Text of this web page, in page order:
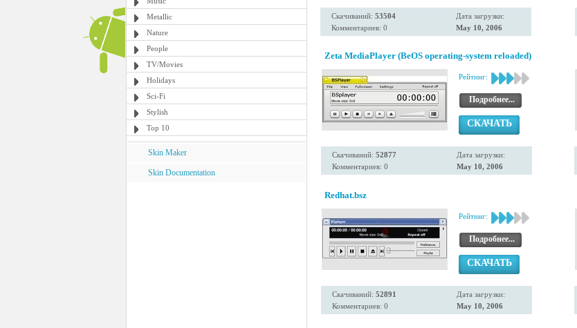
Metallic
Nature
People
TV/Movies
Holidays
Sci-Fi
Stylish
Top 10
Skin Maker
Skin Documentation
Скачиваний: 53504
Комментариев: 0
Дата загрузки:
May 10, 2006
Zeta MediaPlayer (BeOS operating-system reloaded)
Рейтинг:
Подробнее...
СКАЧАТЬ
Скачиваний: 52877
Комментариев: 0
Дата загрузки:
May 10, 2006
Redhat.bsz
Рейтинг:
Подробнее...
СКАЧАТЬ
Скачиваний: 52891
Комментариев: 0
Дата загрузки:
May 10, 2006